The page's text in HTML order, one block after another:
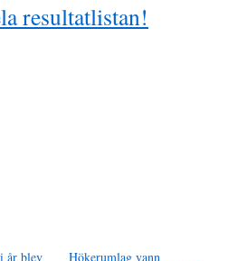
resultatlistan!
år blev
Hökerumlag vann